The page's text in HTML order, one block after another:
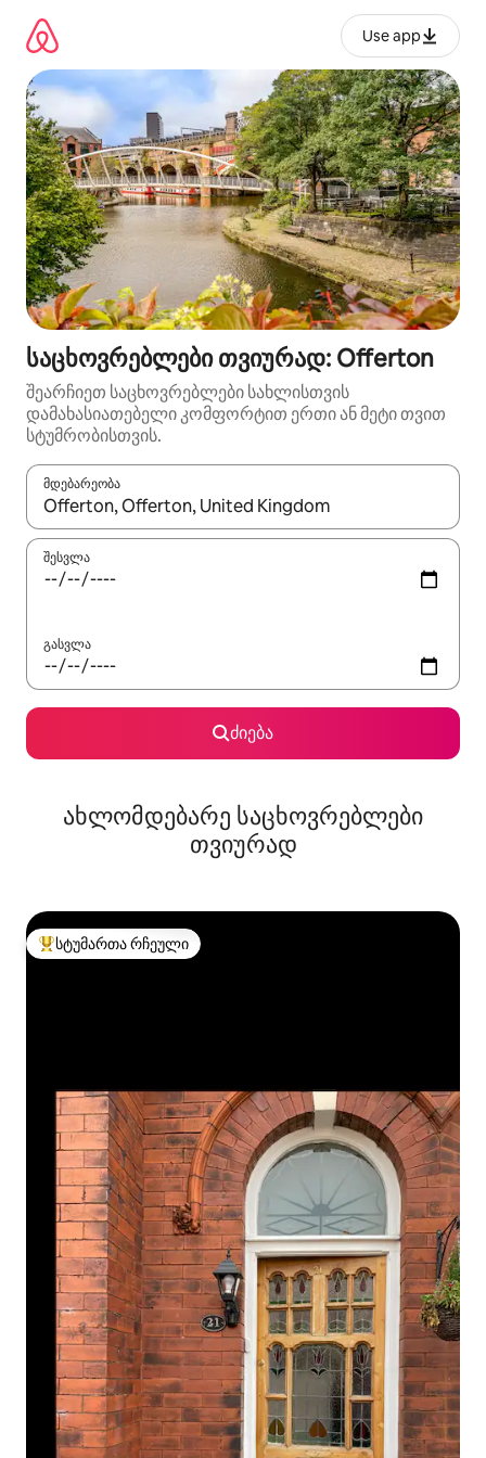
გადასვლა
Use app
საცხოვრებლები თვიურად: Offerton
შეარჩიეთ საცხოვრებლები სახლისთვის
დამახასიათებელი კომფორტით ერთი ან მეტი თვით
სტუმრობისთვის.
მდებარეობა
როცა შედეგები ხელმისაწვდომი გახდება, ნავიგაციისთვის
შესვლა
გასვლა
ძიება
ახლომდებარე საცხოვრებლები
თვიურად
სტუმართა რჩეული მოწინავე ვარიანტი
სტუმართა რჩეული